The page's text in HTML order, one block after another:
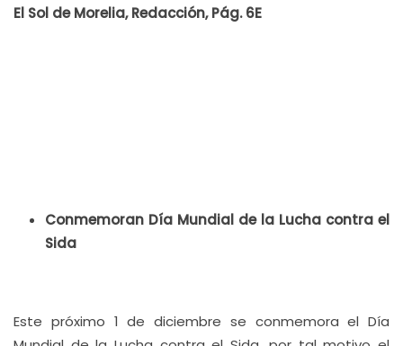
El Sol de Morelia, Redacción, Pág. 6E
Conmemoran Día Mundial de la Lucha contra el
Sida
Este próximo 1 de diciembre se conmemora el Día